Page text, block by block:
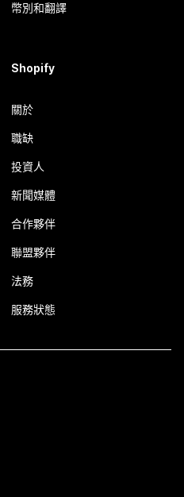
幣別和翻譯
Shopify
關於
職缺
投資人
新聞媒體
合作夥伴
聯盟夥伴
法務
服務狀態